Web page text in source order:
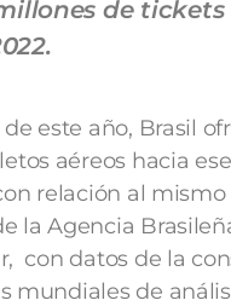
de
este año, Brasil
aéreos hacia
relación al
la Agencia
con datos de la
mundiales de